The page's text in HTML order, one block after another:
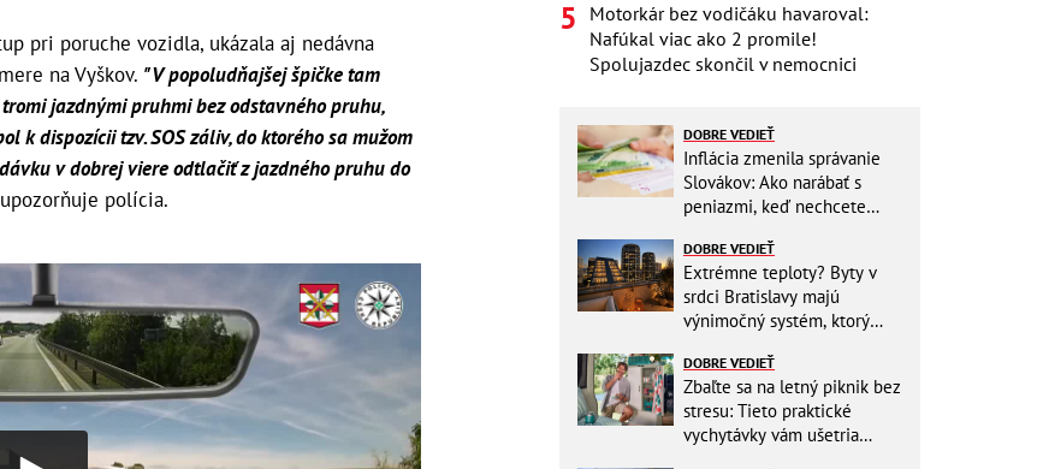
pri poruche vozidla, ukázala aj nedávna
na Vyškov. "V popoludňajšej špičke tam
jazdnými pruhmi bez odstavného pruhu,
k dispozícii tzv. SOS záliv, do ktorého sa mužom
v dobrej viere odtlačiť z jazdného pruhu do
upozorňuje polícia.
Motorkár bez vodičáku havaroval:
Nafúkal viac ako 2 promile!
Spolujazdec skončil v nemocnici
DOBRE VEDIEŤ
Inflácia zmenila správanie
Slovákov: Ako narábať s
peniazmi, keď nechcete
DOBRE VEDIEŤ
Extrémne teploty? Byty v
srdci Bratislavy majú
výnimočný systém, ktorý
DOBRE VEDIEŤ
Zbaľte sa na letný piknik bez
stresu: Tieto praktické
vychytávky vám ušetria